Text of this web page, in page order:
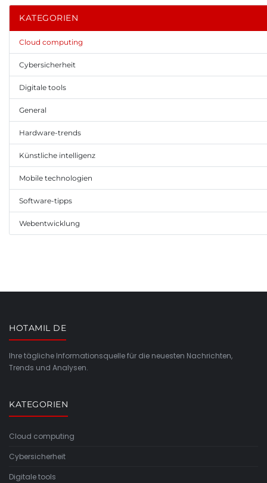
KATEGORIEN
Cloud computing
Cybersicherheit
Digitale tools
General
Hardware-trends
Künstliche intelligenz
Mobile technologien
Software-tipps
Webentwicklung
HOTAMIL DE
Ihre tägliche Informationsquelle für die neuesten Nachrichten,
Trends und Analysen.
KATEGORIEN
Cloud computing
Cybersicherheit
Digitale tools